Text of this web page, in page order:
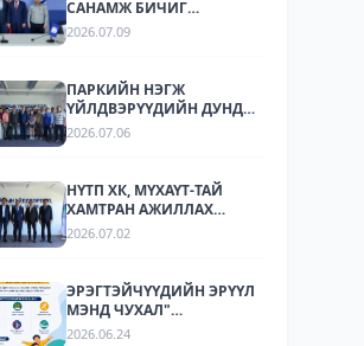
САНАМЖ БИЧИГ
БАЙГУУЛЛАА
2026.07.09
ПАРКИЙН НЭГЖ
ҮЙЛДВЭРҮҮДИЙН ДУНД
СТАНДАРТЧИЛАЛ,
СУРГАЛТ, МЭДЭЭЛЛИЙН
АРГА ХЭМЖЭЭ ЗОХИОН
2026.07.06
НҮТП ХК, МҮХАҮТ-ТАЙ
ХАМТРАН АЖИЛЛАХ
БОЛОМЖУУДЫГ
2026.07.02
ЭРЭГТЭЙЧҮҮДИЙН ЭРҮҮЛ
МЭНД ЧУХАЛ"
НӨЛӨӨЛЛИЙН АЯН
2026.06.24